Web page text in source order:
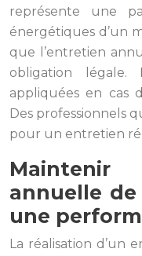
représente une
énergétiques d’un
que l’entretien
obligation légale.
appliquées en cas
Des professionnels
pour un entretien
annuelle
une
La réalisation d’un